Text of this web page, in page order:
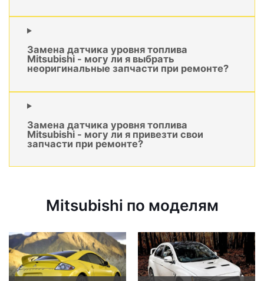
Замена датчика уровня топлива
Mitsubishi - могу ли я выбрать
неоригинальные запчасти при ремонте?
Замена датчика уровня топлива
Mitsubishi - могу ли я привезти свои
запчасти при ремонте?
Mitsubishi по моделям